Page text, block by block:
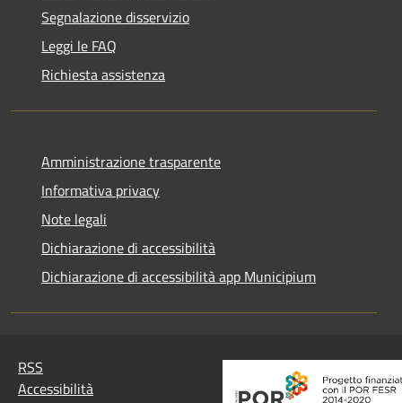
Segnalazione disservizio
Leggi le FAQ
Richiesta assistenza
Amministrazione trasparente
Informativa privacy
Note legali
Dichiarazione di accessibilità
Dichiarazione di accessibilità app Municipium
RSS
Accessibilità